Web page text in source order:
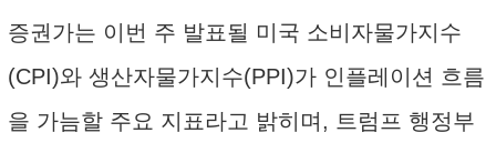
증권가는 이번 주 발표될 미국 소비자물가지수
(CPI)와 생산자물가지수(PPI)가 인플레이션 흐름
을 가늠할 주요 지표라고 밝히며, 트럼프 행정부